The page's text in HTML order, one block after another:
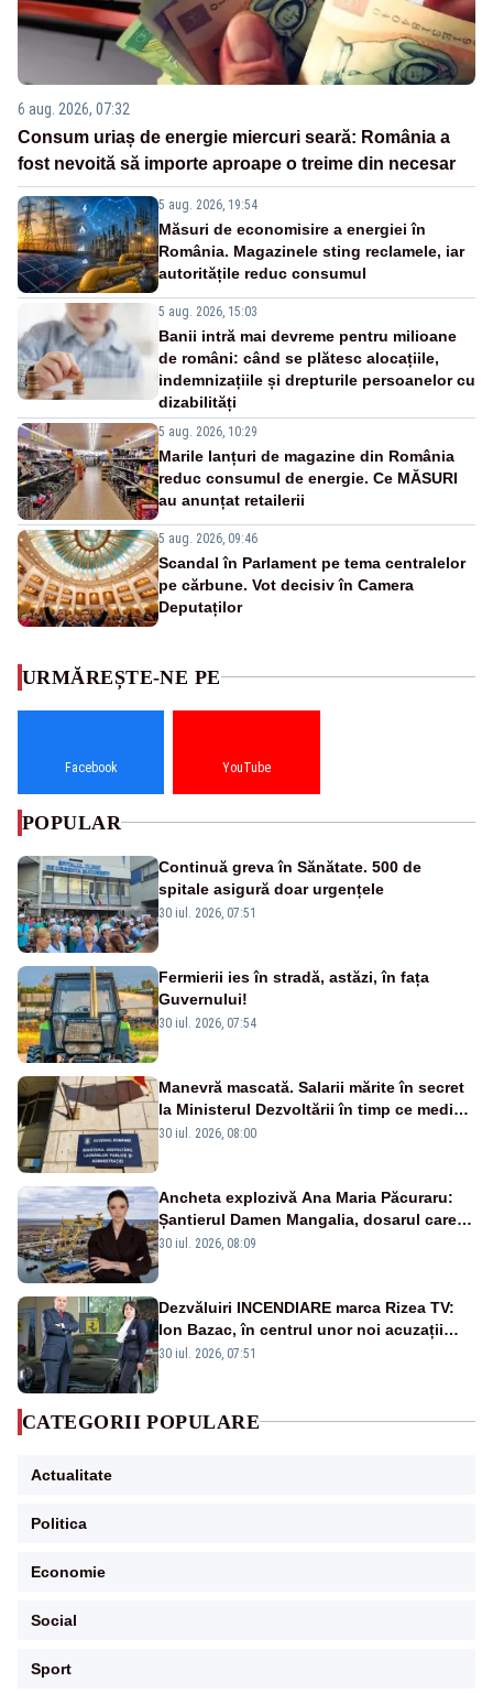
6 aug. 2026, 07:32
Consum uriaș de energie miercuri seară: România a
fost nevoită să importe aproape o treime din necesar
5 aug. 2026, 19:54
Măsuri de economisire a energiei în
România. Magazinele sting reclamele, iar
autoritățile reduc consumul
5 aug. 2026, 15:03
Banii intră mai devreme pentru milioane
de români: când se plătesc alocațiile,
indemnizațiile și drepturile persoanelor cu
dizabilități
5 aug. 2026, 10:29
Marile lanțuri de magazine din România
reduc consumul de energie. Ce MĂSURI
au anunțat retailerii
5 aug. 2026, 09:46
Scandal în Parlament pe tema centralelor
pe cărbune. Vot decisiv în Camera
Deputaților
URMĂREȘTE-NE PE
Facebook YouTube
POPULAR
Continuă greva în Sănătate. 500 de
spitale asigură doar urgențele
30 iul. 2026, 07:51
Fermierii ies în stradă, astăzi, în fața
Guvernului!
30 iul. 2026, 07:54
Manevră mascată. Salarii mărite în secret
la Ministerul Dezvoltării în timp ce medicii
ies în stradă
30 iul. 2026, 08:00
Ancheta explozivă Ana Maria Păcuraru:
Șantierul Damen Mangalia, dosarul care
scufundă apărarea României
30 iul. 2026, 08:09
Dezvăluiri INCENDIARE marca Rizea TV:
Ion Bazac, în centrul unor noi acuzații
publice
30 iul. 2026, 07:51
CATEGORII POPULARE
Actualitate
Politica
Economie
Social
Sport